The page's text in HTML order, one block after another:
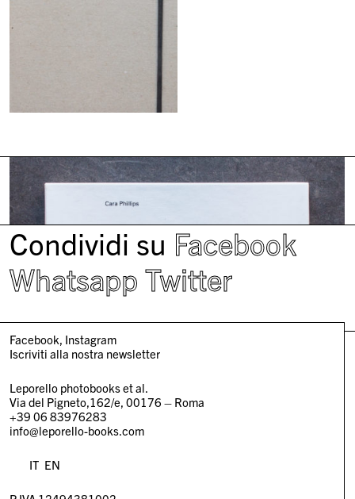
Condividi su Facebook
Whatsapp Twitter
Facebook Instagram
Iscriviti alla nostra newsletter
Leporello photobooks et al.
Via del Pigneto,162/e, 00176 – Roma
+39 06 83976283
info@leporello-books.com
IT EN